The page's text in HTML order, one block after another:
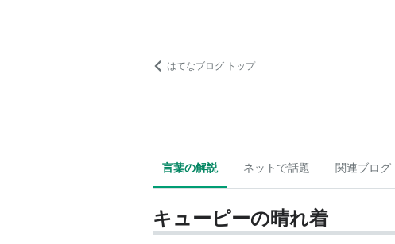
はてなブログ トップ
言葉の解説 ネットで話題 関連ブログ
キューピーの晴れ着